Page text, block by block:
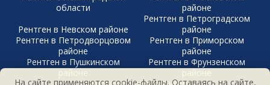
области
районе
Рентген в Невском районе
Рентген в Петроградском
районе
Рентген в Петродворцовом
районе
Рентген в Приморском
районе
Рентген в Пушкинском
районе
Рентген в Фрунзенском
районе
На сайте применяются cookie-файлы. Оставаясь на сайте,